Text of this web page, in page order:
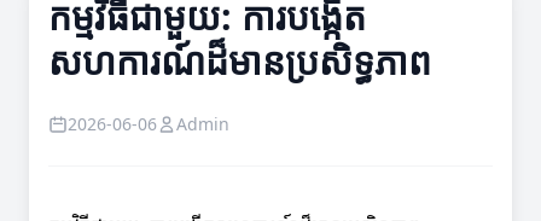
កម្មវិធីជាមួយ: ការបង្កើត
សហការណ៍ដ៏មានប្រសិទ្ធភាព
2026-06-06 Admin